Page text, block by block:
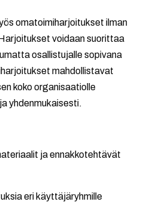
omatoimiharjoitukset ilman
voidaan suorittaa
osallistujalle sopivana
mahdollistavat
koko organisaatiolle
yhdenmukaisesti.
ja ennakkotehtävät
eri käyttäjäryhmille